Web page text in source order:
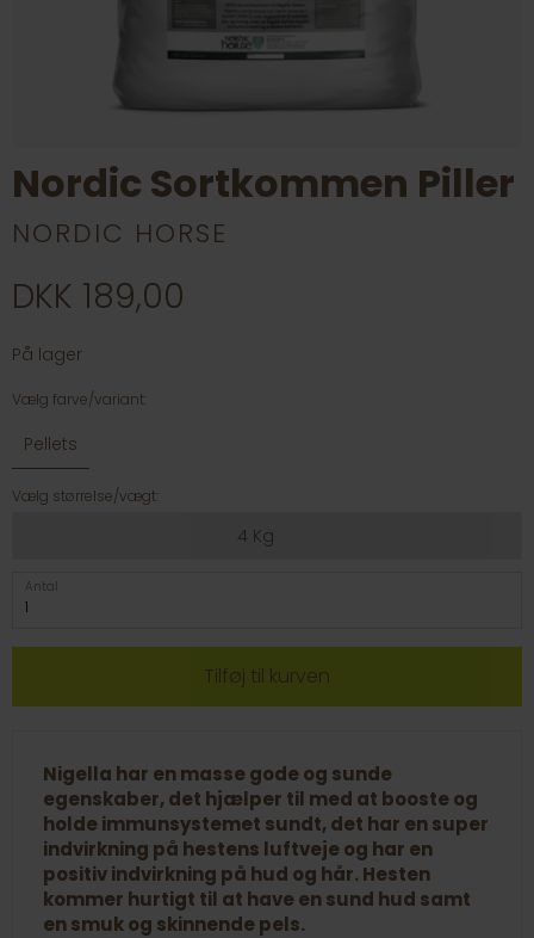
Nordic Sortkommen Piller
NORDIC HORSE
DKK 189,00
På lager
Vælg farve/variant:
Pellets
Vælg størrelse/vægt:
4 Kg
Antal
Nigella har en masse gode og sunde
egenskaber, det hjælper til med at booste og
holde immunsystemet sundt, det har en super
indvirkning på hestens luftveje og har en
positiv indvirkning på hud og hår. Hesten
kommer hurtigt til at have en sund hud samt
en smuk og skinnende pels.